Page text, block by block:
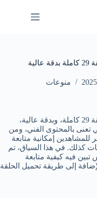
منوعات
مشاهدة مسلسل تحت سابع أرض الحلقة 29 كاملة، وبدقة عالية،
تعنى بالمحتوى الفني، ومن
إمكانية متابعة
كذلك. في هذا السياق، تم
فيه كيفية متابعة
سابع أرض الحلقة 29، بالإضافة إلى طريقة تحميل الحلقة